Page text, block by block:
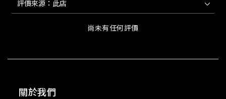
尚未有任何評價
關於我們